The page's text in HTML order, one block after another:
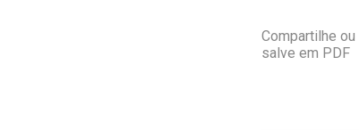
Compartilhe ou
salve em PDF